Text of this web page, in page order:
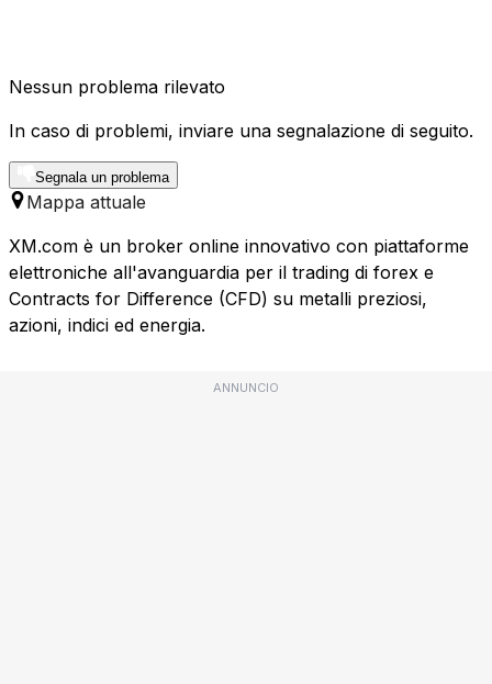
Nessun problema rilevato
In caso di problemi, inviare una segnalazione di seguito.
Segnala un problema
Mappa attuale
XM.com è un broker online innovativo con piattaforme
elettroniche all'avanguardia per il trading di forex e
Contracts for Difference (CFD) su metalli preziosi,
azioni, indici ed energia.
ANNUNCIO